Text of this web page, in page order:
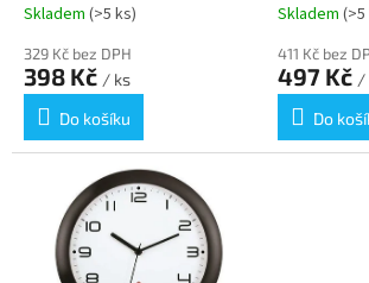
Skladem (>5 ks)
329 Kč bez DPH
398 Kč / ks
Do košíku
Skladem
411 Kč bez
497 Kč /
Do